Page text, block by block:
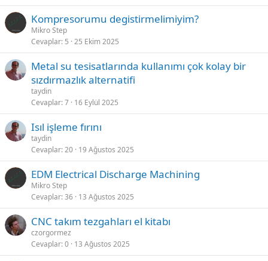
Kompresorumu degistirmelimiyim?
Mikro Step
Cevaplar 5 25 Ekim 2025
Metal su tesisatlarında kullanımı çok kolay bir
sızdırmazlık alternatifi
taydin
Cevaplar 7 16 Eylül 2025
Isıl işleme fırını
taydin
Cevaplar 20 19 Ağustos 2025
EDM Electrical Discharge Machining
Mikro Step
Cevaplar 36 13 Ağustos 2025
CNC takım tezgahları el kitabı
czorgormez
Cevaplar 0 13 Ağustos 2025